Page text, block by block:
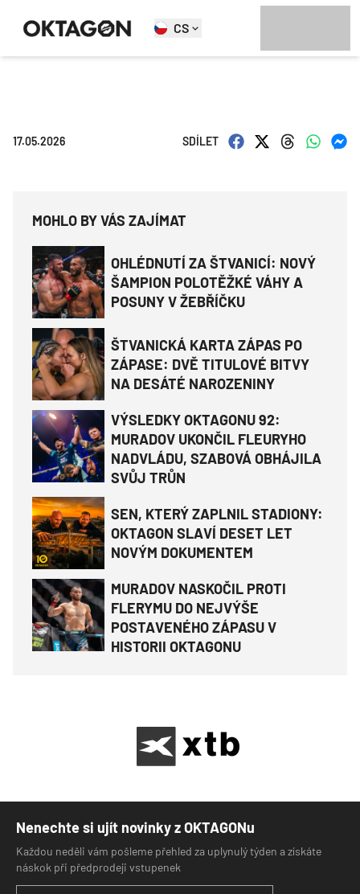
CS
17.05.2026 SDÍLET
MOHLO BY VÁS ZAJÍMAT
OHLÉDNUTÍ ZA ŠTVANICÍ: NOVÝ
ŠAMPION POLOTĚŽKÉ VÁHY A
POSUNY V ŽEBŘÍČKU
ŠTVANICKÁ KARTA ZÁPAS PO
ZÁPASE: DVĚ TITULOVÉ BITVY
NA DESÁTÉ NAROZENINY
VÝSLEDKY OKTAGONU 92:
MURADOV UKONČIL FLEURYHO
NADVLÁDU, SZABOVÁ OBHÁJILA
SVŮJ TRŮN
SEN, KTERÝ ZAPLNIL STADIONY:
OKTAGON SLAVÍ DESET LET
NOVÝM DOKUMENTEM
MURADOV NASKOČIL PROTI
FLERYMU DO NEJVÝŠE
POSTAVENÉHO ZÁPASU V
HISTORII OKTAGONU
Nenechte si ujít novinky z OKTAGONu
Každou neděli vám pošleme přehled za uplynulý týden a získáte
náskok při předprodeji vstupenek